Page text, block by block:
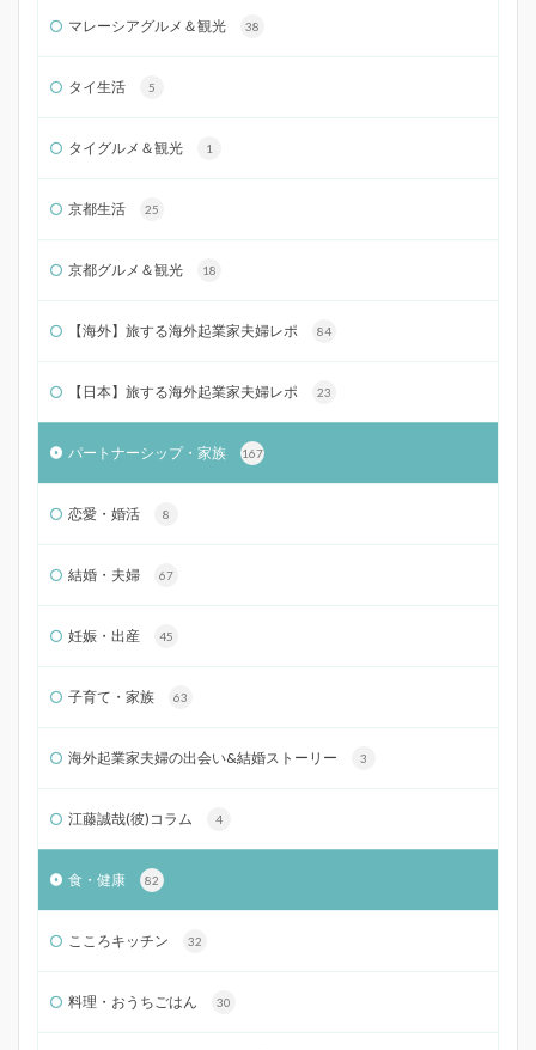
マレーシアグルメ＆観光 38
タイ生活 5
タイグルメ＆観光 1
京都生活 25
京都グルメ＆観光 18
【海外】旅する海外起業家夫婦レポ 84
【日本】旅する海外起業家夫婦レポ 23
パートナーシップ・家族 167
恋愛・婚活 8
結婚・夫婦 67
妊娠・出産 45
子育て・家族 63
海外起業家夫婦の出会い&結婚ストーリー 3
江藤誠哉(彼)コラム 4
食・健康 82
こころキッチン 32
料理・おうちごはん 30